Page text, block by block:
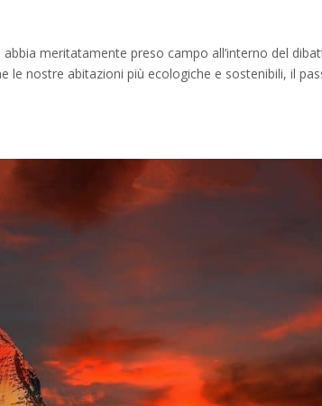
meritatamente preso campo all’interno del
le nostre abitazioni più ecologiche e sostenibili, il